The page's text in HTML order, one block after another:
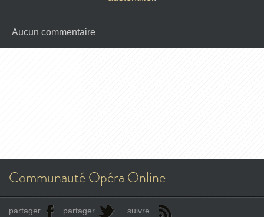
Aucun commentaire
Communauté Opéra Online
partager partager suivre